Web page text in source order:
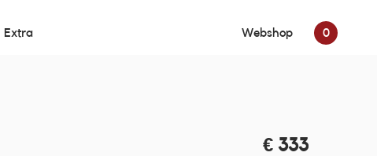
Extra Webshop 0
€ 333